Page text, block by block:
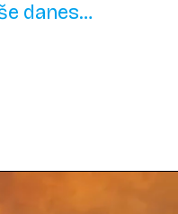
danes